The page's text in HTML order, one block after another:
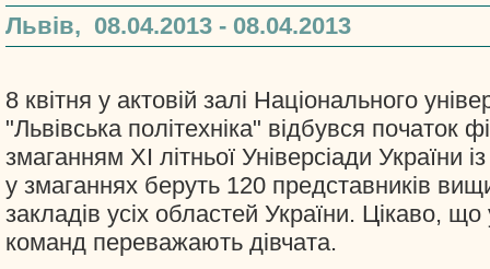
Львів, 08.04.2013 - 08.04.2013
8 квітня у актовій залі Національного
"Львівська політехніка" відбувся початок
змаганням ХІ літньої Універсіади України
у змаганнях беруть 120 представників
закладів усіх областей України. Цікаво, що
команд переважають дівчата.